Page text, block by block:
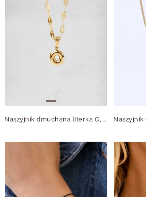
Naszyjnik dmuchana literka O, złoty S305730Z00